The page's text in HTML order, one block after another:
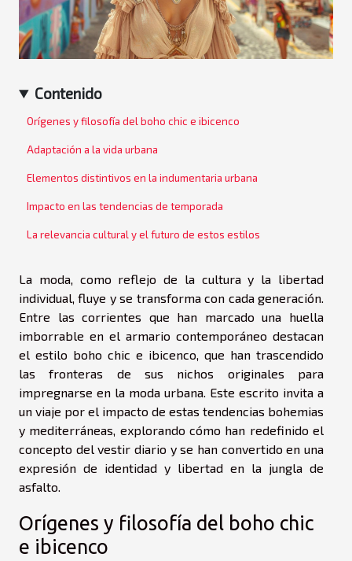
Contenido
Orígenes y filosofía del boho chic e ibicenco
Adaptación a la vida urbana
Elementos distintivos en la indumentaria urbana
Impacto en las tendencias de temporada
La relevancia cultural y el futuro de estos estilos
La moda, como reflejo de la cultura y la libertad
individual, fluye y se transforma con cada generación.
Entre las corrientes que han marcado una huella
imborrable en el armario contemporáneo destacan
el estilo boho chic e ibicenco, que han trascendido
las fronteras de sus nichos originales para
impregnarse en la moda urbana. Este escrito invita a
un viaje por el impacto de estas tendencias bohemias
y mediterráneas, explorando cómo han redefinido el
concepto del vestir diario y se han convertido en una
expresión de identidad y libertad en la jungla de
asfalto.
Orígenes y filosofía del boho chic
e ibicenco